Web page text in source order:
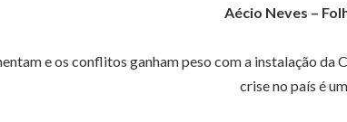
Aécio Neves –
e os conflitos ganham peso com a instalação
crise no país é